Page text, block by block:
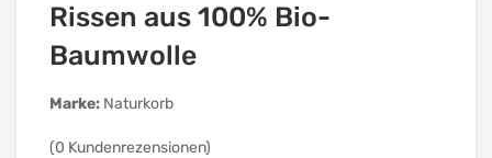
Rissen aus 100% Bio-
Baumwolle
Marke: Naturkorb
(0 Kundenrezensionen)